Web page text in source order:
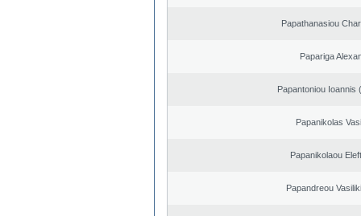
Papathanasiou
Papariga
Papantoniou Ioannis
Papanikolas
Papanikolaou
Papandreou